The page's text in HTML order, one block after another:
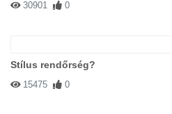
30901 0
Stílus rendőrség?
15475 0